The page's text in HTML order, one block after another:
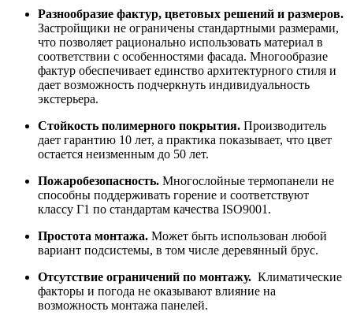
Разнообразие фактур, цветовых решений и размеров.
Застройщики не ограничены стандартными размерами,
что позволяет рационально использовать материал в
соответствии с особенностями фасада. Многообразие
фактур обеспечивает единство архитектурного стиля и
дает возможность подчеркнуть индивидуальность
экстерьера.
Стойкость полимерного покрытия. Производитель
дает гарантию 10 лет, а практика показывает, что цвет
остается неизменным до 50 лет.
Пожаробезопасность. Многослойные термопанели не
способны поддерживать горение и соответствуют
классу Г1 по стандартам качества ISO9001.
Простота монтажа. Может быть использован любой
вариант подсистемы, в том числе деревянный брус.
Отсутствие ограничений по монтажу. Климатические
факторы и погода не оказывают влияние на
возможность монтажа панелей.